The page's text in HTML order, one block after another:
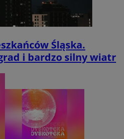
Śląska.
i bardzo silny wiatr